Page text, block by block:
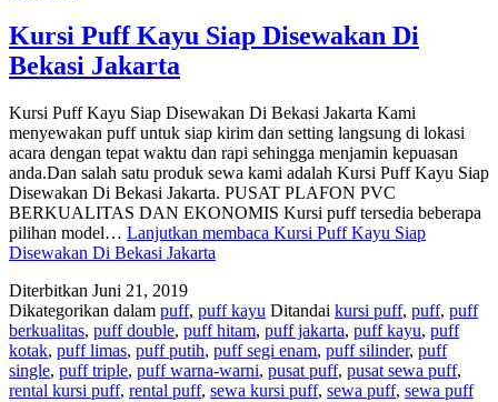
Kursi Puff Kayu Siap Disewakan Di
Bekasi Jakarta
Kursi Puff Kayu Siap Disewakan Di Bekasi Jakarta Kami
menyewakan puff untuk siap kirim dan setting langsung di lokasi
acara dengan tepat waktu dan rapi sehingga menjamin kepuasan
anda.Dan salah satu produk sewa kami adalah Kursi Puff Kayu Siap
Disewakan Di Bekasi Jakarta. PUSAT PLAFON PVC
BERKUALITAS DAN EKONOMIS Kursi puff tersedia beberapa
pilihan model… Lanjutkan membaca Kursi Puff Kayu Siap
Disewakan Di Bekasi Jakarta
Diterbitkan Juni 21, 2019
Dikategorikan dalam puff, puff kayu Ditandai kursi puff, puff, puff
berkualitas, puff double, puff hitam, puff jakarta, puff kayu, puff
kotak, puff limas, puff putih, puff segi enam, puff silinder, puff
single, puff triple, puff warna-warni, pusat puff, pusat sewa puff,
rental kursi puff, rental puff, sewa kursi puff, sewa puff, sewa puff